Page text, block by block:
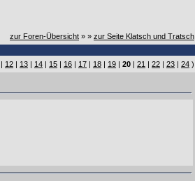
zur Foren-Übersicht » » zur Seite Klatsch und Tratsch
| 12 | 13 | 14 | 15 | 16 | 17 | 18 | 19 | 20 | 21 | 22 | 23 | 24 )